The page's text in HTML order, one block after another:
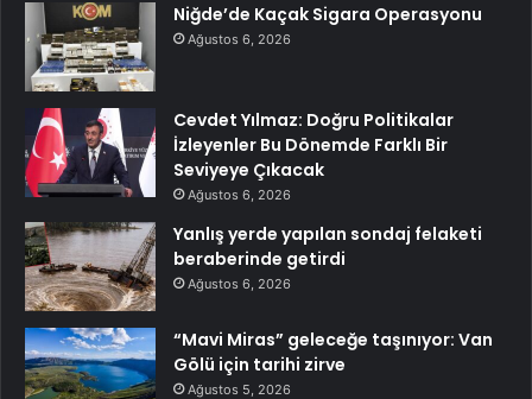
Niğde’de Kaçak Sigara Operasyonu
Ağustos 6, 2026
Cevdet Yılmaz: Doğru Politikalar
İzleyenler Bu Dönemde Farklı Bir
Seviyeye Çıkacak
Ağustos 6, 2026
Yanlış yerde yapılan sondaj felaketi
beraberinde getirdi
Ağustos 6, 2026
“Mavi Miras” geleceğe taşınıyor: Van
Gölü için tarihi zirve
Ağustos 5, 2026